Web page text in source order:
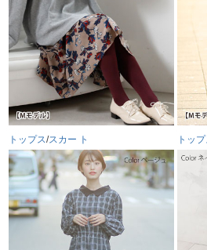
トップス/スカー ト トッ